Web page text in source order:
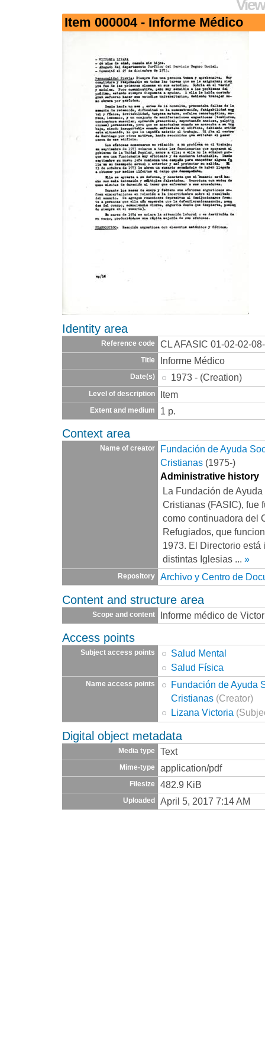
Item 000004 - Informe Médico
Identity area
Reference code CL AFASIC 01-02-02-
Title Informe Médico
Date(s) 1973 - (Creation)
Level of description Item
Extent and medium 1 p.
Context area
Name of creator
Fundación de Ayuda
Cristianas (1975-)
Administrative history
La Fundación de
Cristianas (FASIC), fue
como continuadora del
Refugiados, que
1973. El Directorio está
distintas Iglesias ... »
Repository Archivo y Centro de
Content and structure area
Scope and content Informe médico de
Access points
Subject access points
Salud Mental
Salud Física
Name access points
Fundación de Ayuda
Cristianas (Creator)
Lizana Victoria
Digital object metadata
Media type Text
Mime-type application/pdf
Filesize 482.9 KiB
Uploaded April 5, 2017 7:14 AM